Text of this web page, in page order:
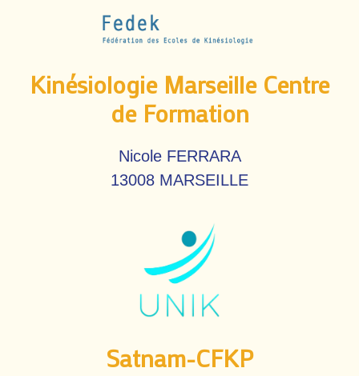
Kinésiologie Marseille Centre
de Formation
Nicole FERRARA
13008 MARSEILLE
Satnam-CFKP